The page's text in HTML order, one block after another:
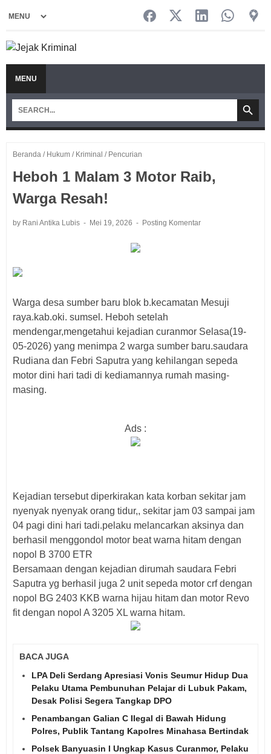
MENU
Beranda / Hukum / Kriminal / Pencurian
Heboh 1 Malam 3 Motor Raib,
Warga Resah!
by Rani Antika Lubis Mei 19, 2026 Posting Komentar
Warga desa sumber baru blok b.kecamatan Mesuji
raya.kab.oki. sumsel. Heboh setelah
mendengar,mengetahui kejadian curanmor Selasa(19-
05-2026) yang menimpa 2 warga sumber baru.saudara
Rudiana dan Febri Saputra yang kehilangan sepeda
motor dini hari tadi di kediamannya rumah masing-
masing.
Ads :
Kejadian tersebut diperkirakan kata korban sekitar jam
nyenyak nyenyak orang tidur,, sekitar jam 03 sampai jam
04 pagi dini hari tadi.pelaku melancarkan aksinya dan
berhasil menggondol motor beat warna hitam dengan
nopol B 3700 ETR
Bersamaan dengan kejadian dirumah saudara Febri
Saputra yg berhasil juga 2 unit sepeda motor crf dengan
nopol BG 2403 KKB warna hijau hitam dan motor Revo
fit dengan nopol A 3205 XL warna hitam.
BACA JUGA
LPA Deli Serdang Apresiasi Vonis Seumur Hidup Dua
Pelaku Utama Pembunuhan Pelajar di Lubuk Pakam,
Desak Polisi Segera Tangkap DPO
Penambangan Galian C Ilegal di Bawah Hidung
Polres, Publik Tantang Kapolres Minahasa Bertindak
Polsek Banyuasin I Ungkap Kasus Curanmor, Pelaku